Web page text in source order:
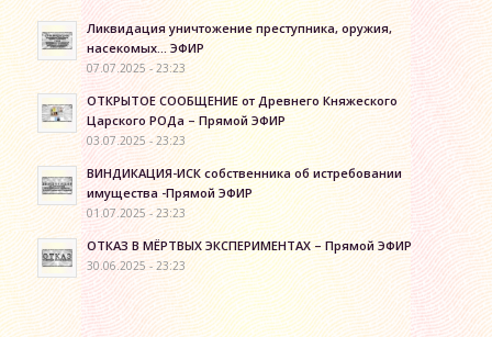
Ликвидация уничтожение преступника, оружия,
насекомых… ЭФИР
07.07.2025 - 23:23
ОТКРЫТОЕ СООБЩЕНИЕ от Древнего Княжеского
Царского РОДа – Прямой ЭФИР
03.07.2025 - 23:23
ВИНДИКАЦИЯ-ИСК собственника об истребовании
имущества -Прямой ЭФИР
01.07.2025 - 23:23
ОТКАЗ В МЁРТВЫХ ЭКСПЕРИМЕНТАХ – Прямой ЭФИР
30.06.2025 - 23:23